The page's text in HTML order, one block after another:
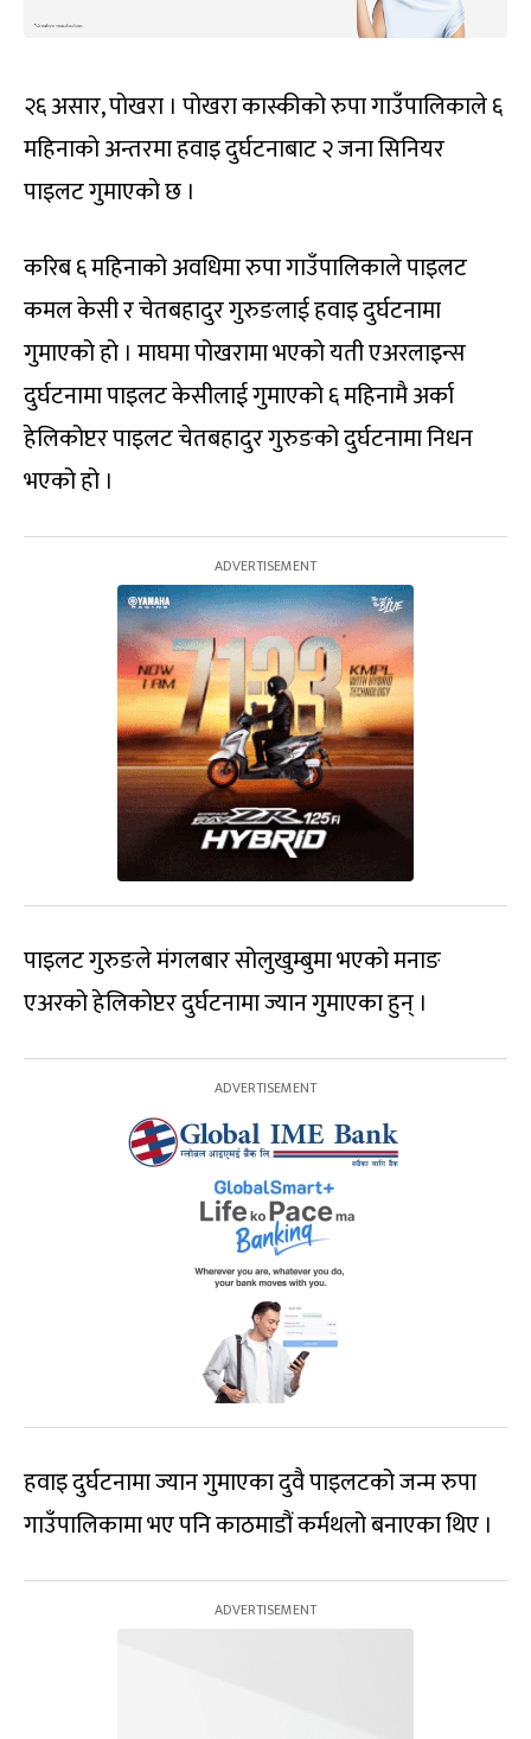
२६ असार, पोखरा । पोखरा कास्कीको रुपा गाउँपालिकाले ६
महिनाको अन्तरमा हवाइ दुर्घटनाबाट २ जना सिनियर
पाइलट गुमाएको छ ।
करिब ६ महिनाको अवधिमा रुपा गाउँपालिकाले पाइलट
कमल केसी र चेतबहादुर गुरुङलाई हवाइ दुर्घटनामा
गुमाएको हो । माघमा पोखरामा भएको यती एअरलाइन्स
दुर्घटनामा पाइलट केसीलाई गुमाएको ६ महिनामै अर्का
हेलिकोप्टर पाइलट चेतबहादुर गुरुङको दुर्घटनामा निधन
भएको हो ।
पाइलट गुरुङले मंगलबार सोलुखुम्बुमा भएको मनाङ
एअरको हेलिकोप्टर दुर्घटनामा ज्यान गुमाएका हुन् ।
हवाइ दुर्घटनामा ज्यान गुमाएका दुवै पाइलटको जन्म रुपा
गाउँपालिकामा भए पनि काठमाडौं कर्मथलो बनाएका थिए ।